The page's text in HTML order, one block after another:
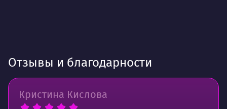
Отзывы и благодарности
Кристина Кислова